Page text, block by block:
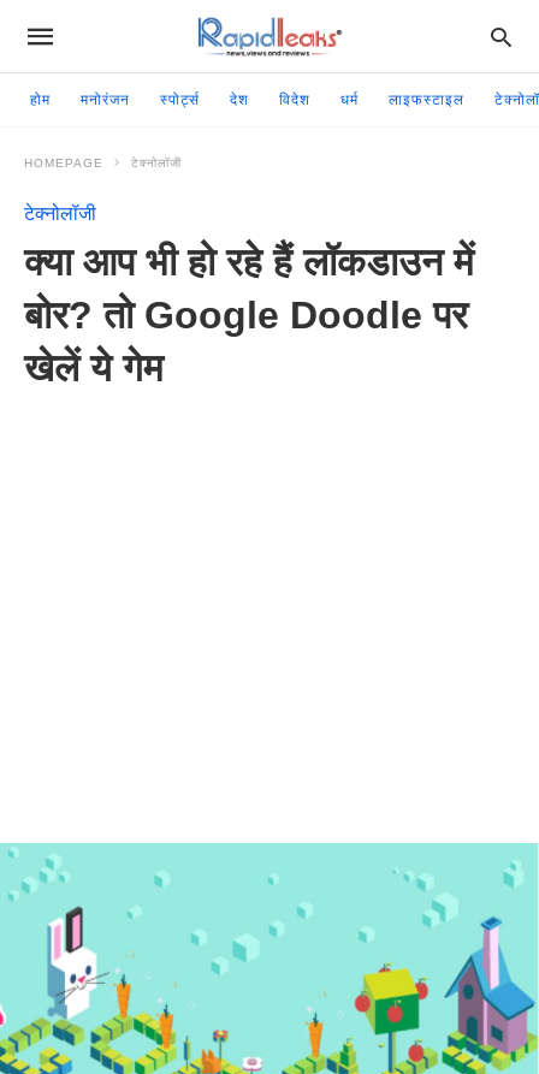
होम मनोरंजन स्पोर्ट्स देश विदेश धर्म लाइफस्टाइल
HOMEPAGE टेक्नोलॉजी
टेक्नोलॉजी
क्या आप भी हो रहे हैं लॉकडाउन में
बोर? तो Google Doodle पर
खेलें ये गेम